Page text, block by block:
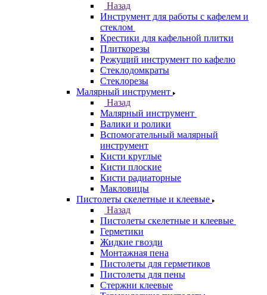
Назад
Инструмент для работы с кафелем и
стеклом
Крестики для кафельной плитки
Плиткорезы
Режущий инструмент по кафелю
Стеклодомкраты
Стеклорезы
Малярный инструмент
Назад
Малярный инструмент
Валики и ролики
Вспомогательный малярный
инструмент
Кисти круглые
Кисти плоские
Кисти радиаторные
Макловицы
Пистолеты скелетные и клеевые
Назад
Пистолеты скелетные и клеевые
Герметики
Жидкие гвозди
Монтажная пена
Пистолеты для герметиков
Пистолеты для пены
Стержни клеевые